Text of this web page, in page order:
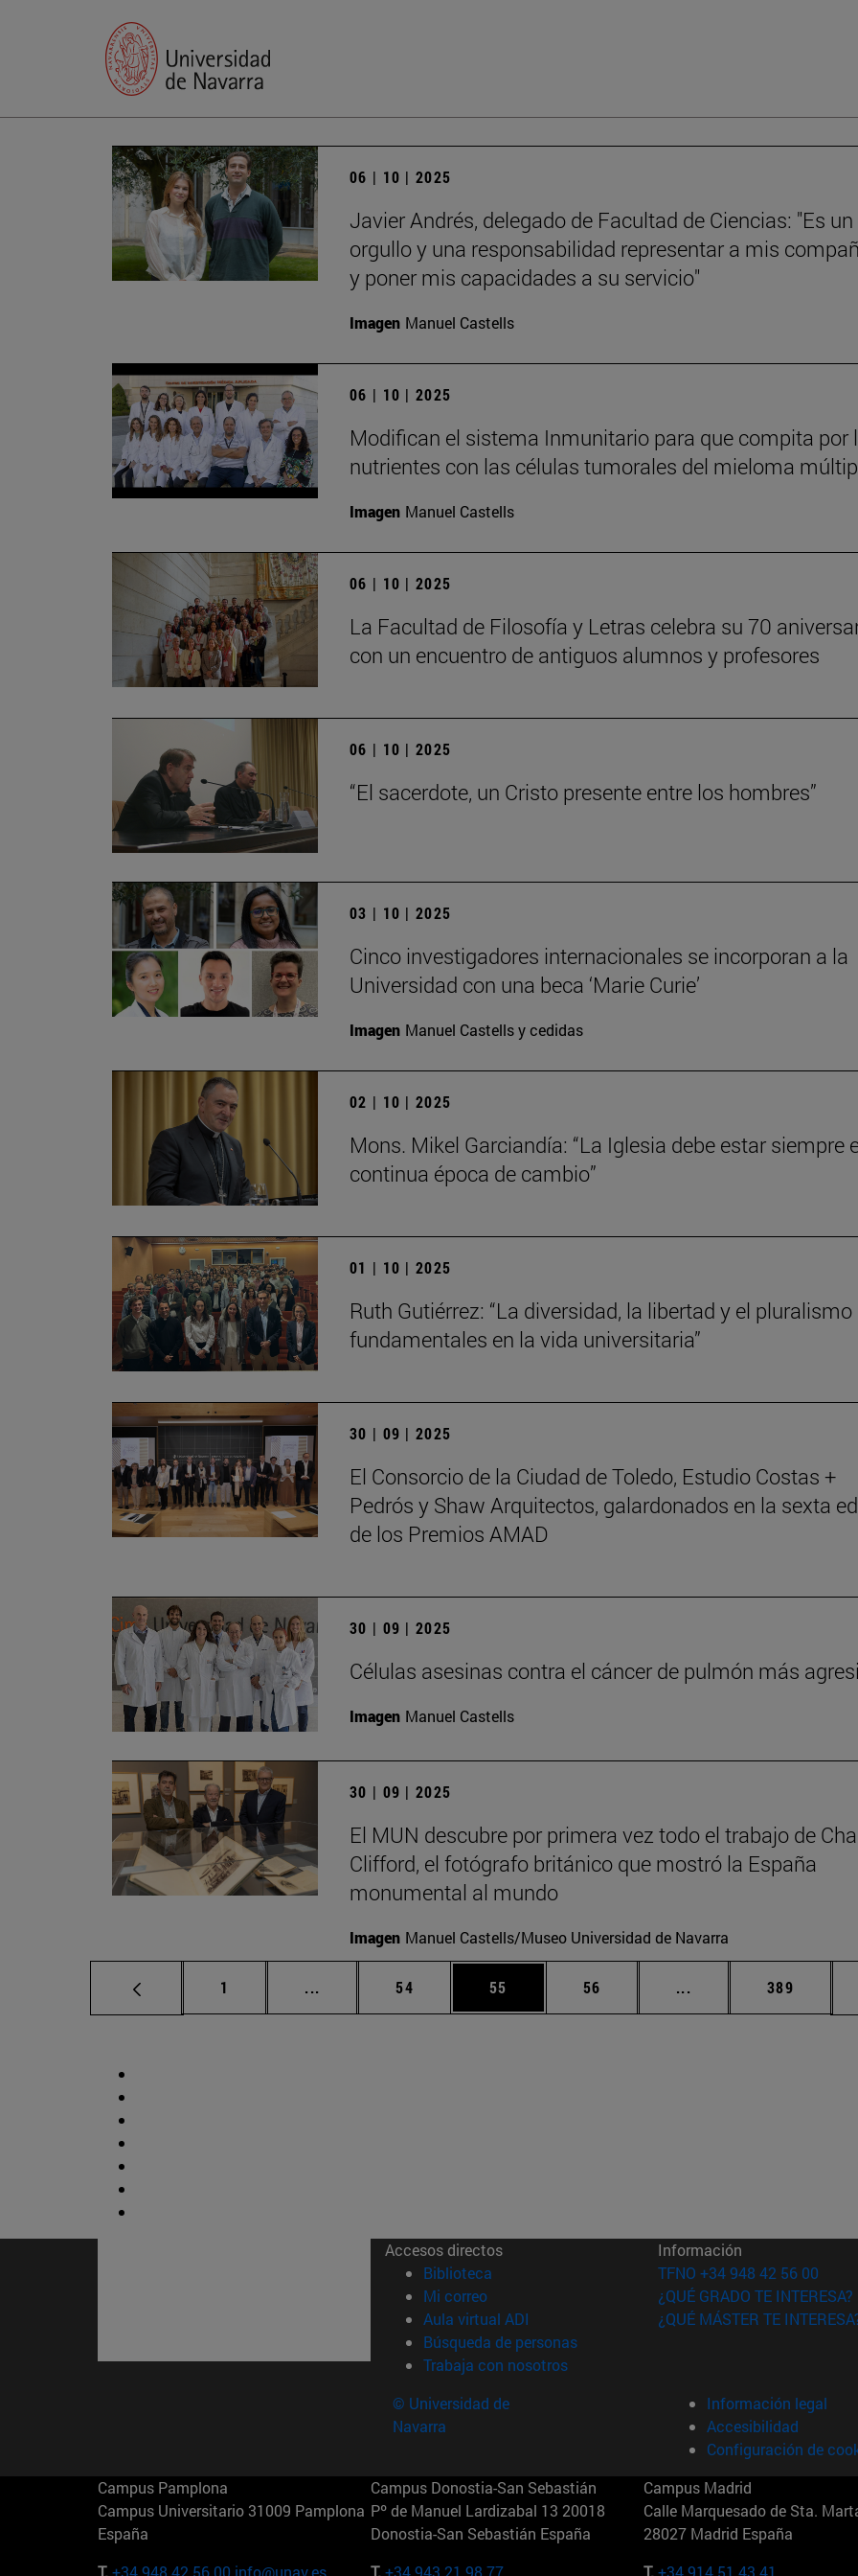
06 | 10 | 2025
Javier Andrés, delegado de Facultad de Ciencias: "Es un
orgullo y una responsabilidad representar a mis
y poner mis capacidades a su servicio"
Imagen Manuel Castells
06 | 10 | 2025
Modifican el sistema Inmunitario para que compita por
nutrientes con las células tumorales del mieloma
Imagen Manuel Castells
06 | 10 | 2025
La Facultad de Filosofía y Letras celebra su 70
con un encuentro de antiguos alumnos y profesores
06 | 10 | 2025
“El sacerdote, un Cristo presente entre los hombres”
03 | 10 | 2025
Cinco investigadores internacionales se incorporan a la
Universidad con una beca ‘Marie Curie’
Imagen Manuel Castells y cedidas
02 | 10 | 2025
Mons. Mikel Garciandía: “La Iglesia debe estar siempre
continua época de cambio”
01 | 10 | 2025
Ruth Gutiérrez: “La diversidad, la libertad y el
fundamentales en la vida universitaria”
30 | 09 | 2025
El Consorcio de la Ciudad de Toledo, Estudio Costas +
Pedrós y Shaw Arquitectos, galardonados en la sexta
de los Premios AMAD
30 | 09 | 2025
Células asesinas contra el cáncer de pulmón más
Imagen Manuel Castells
30 | 09 | 2025
El MUN descubre por primera vez todo el trabajo de
Clifford, el fotógrafo británico que mostró la España
monumental al mundo
Imagen Manuel Castells/Museo Universidad de Navarra
Página
1 ... Páginas intermedias Use TAB para desplazarse.
Página
54 Página
55 Página
56 ... Páginas intermedias
Página
389
Accesos directos
Biblioteca (abre en nueva ventana)
Mi correo(abre en nueva ventana)
Aula virtual ADI (abre en nueva ventana)
Búsqueda de personas(abre en nueva ventana)
Trabaja con nosotros(abre en nueva ventana)
Información
TFNO +34 948 42 56 00
¿QUÉ GRADO TE INTERESA?
¿QUÉ MÁSTER TE
© Universidad de
Navarra
Información legal
Accesibilidad
Configuración de
Campus Pamplona
Campus Universitario 31009 Pamplona
España
T. +34 948 42 56 00 info@unav.es
Campus Donostia-San Sebastián
Pº de Manuel Lardizabal 13 20018
Donostia-San Sebastián España
T. +34 943 21 98 77
Campus Madrid
Calle Marquesado de Sta.
28027 Madrid España
T. +34 914 51 43 41